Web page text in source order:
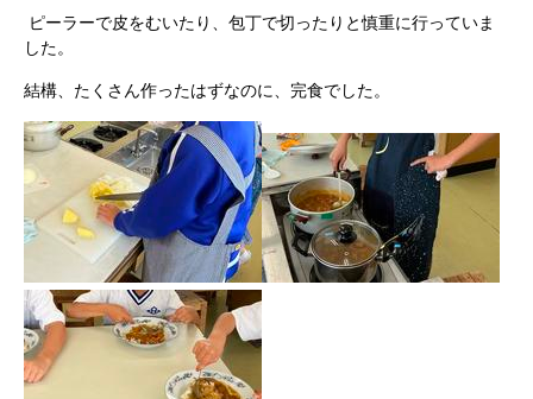
ピーラーで皮をむいたり、包丁で切ったりと慎重に行っていま
した。
結構、たくさん作ったはずなのに、完食でした。